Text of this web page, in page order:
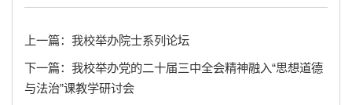
上一篇：我校举办院士系列论坛
下一篇：我校举办党的二十届三中全会精神融入“思想道德
与法治”课教学研讨会